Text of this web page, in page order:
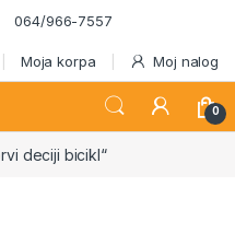
064/966-7557
Moja korpa Moj nalog
0
deciji bicikl“